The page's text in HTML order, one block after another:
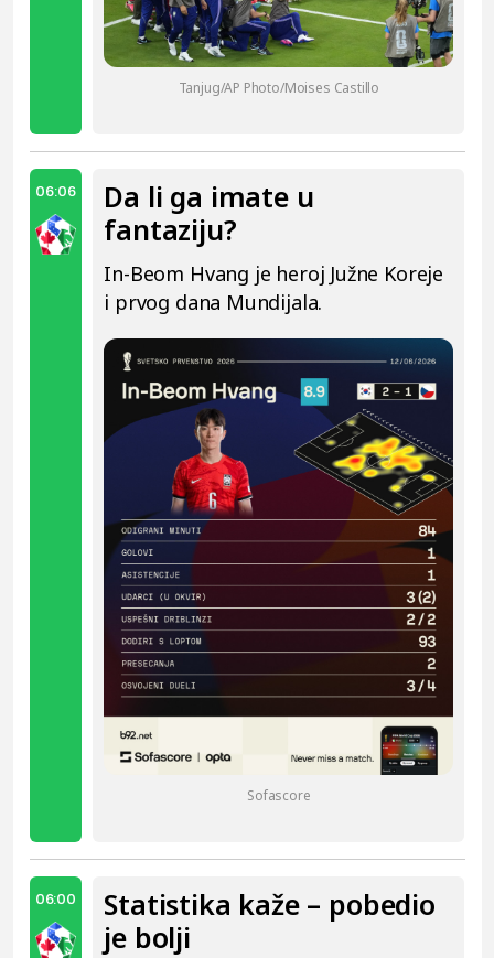
Tanjug/AP Photo/Moises Castillo
06:06
Da li ga imate u
fantaziju?
In-Beom Hvang je heroj Južne Koreje
i prvog dana Mundijala.
Sofascore
06:00
Statistika kaže – pobedio
je bolji